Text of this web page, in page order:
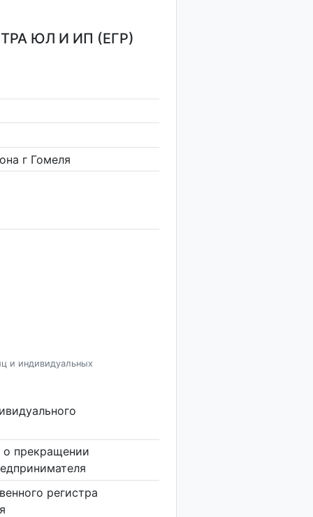
ЮЛ И ИП (ЕГР)
г Гомеля
и индивидуальных
о прекращении
регистра